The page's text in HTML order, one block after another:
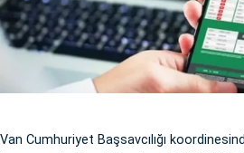
Van Cumhuriyet Başsavcılığı